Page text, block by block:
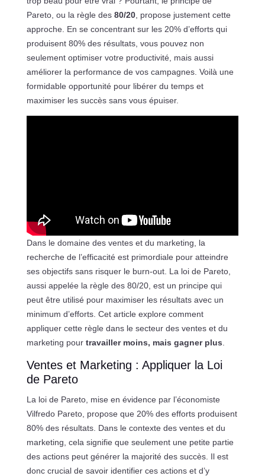
Pareto, ou la règle des 80/20, propose justement cette
approche. En se concentrant sur les 20% d’efforts qui
produisent 80% des résultats, vous pouvez non
seulement optimiser votre productivité, mais aussi
améliorer la performance de vos campagnes. Voilà une
formidable opportunité pour libérer du temps et
maximiser les succès sans vous épuiser.
Dans le domaine des ventes et du marketing, la
recherche de l’efficacité est primordiale pour atteindre
ses objectifs sans risquer le burn-out. La loi de Pareto,
aussi appelée la règle des 80/20, est un principe qui
peut être utilisé pour maximiser les résultats avec un
minimum d’efforts. Cet article explore comment
appliquer cette règle dans le secteur des ventes et du
marketing pour travailler moins, mais gagner plus
Ventes et Marketing : Appliquer la Loi
de Pareto
La loi de Pareto, mise en évidence par l’économiste
Vilfredo Pareto, propose que 20% des efforts produisent
80% des résultats. Dans le contexte des ventes et du
marketing, cela signifie que seulement une petite partie
des actions peut générer la majorité des succès. Il est
donc crucial de savoir identifier ces actions et d’y